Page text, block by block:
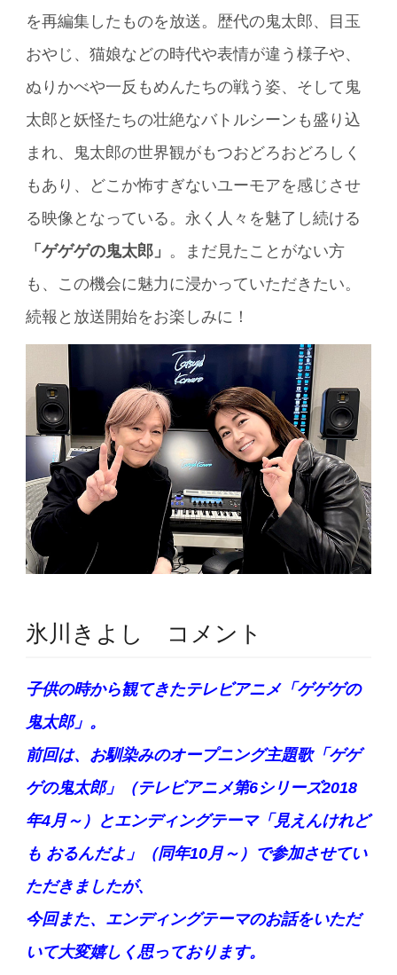
を再編集したものを放送。歴代の鬼太郎、目玉
おやじ、猫娘などの時代や表情が違う様子や、
ぬりかべや一反もめんたちの戦う姿、そして鬼
太郎と妖怪たちの壮絶なバトルシーンも盛り込
まれ、鬼太郎の世界観がもつおどろおどろしく
もあり、どこか怖すぎないユーモアを感じさせ
る映像となっている。永く人々を魅了し続ける
「ゲゲゲの鬼太郎」 。まだ見たことがない方
も、この機会に魅力に浸かっていただきたい。
続報と放送開始をお楽しみに！
氷川きよし コメント
子供の時から観てきたテレビアニメ「ゲゲゲの
鬼太郎」。
前回は、お馴染みのオープニング主題歌「ゲゲ
ゲの鬼太郎」（テレビアニメ第6シリーズ2018
年4月～）とエンディングテーマ「見えんけれど
も おるんだよ」（同年10月～）で参加させてい
ただきましたが、
今回また、エンディングテーマのお話をいただ
いて大変嬉しく思っております。